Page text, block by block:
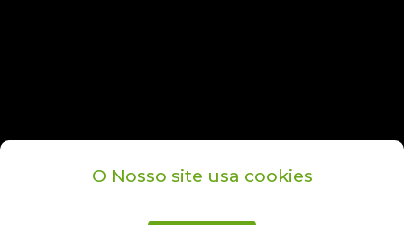
O Nosso site usa cookies